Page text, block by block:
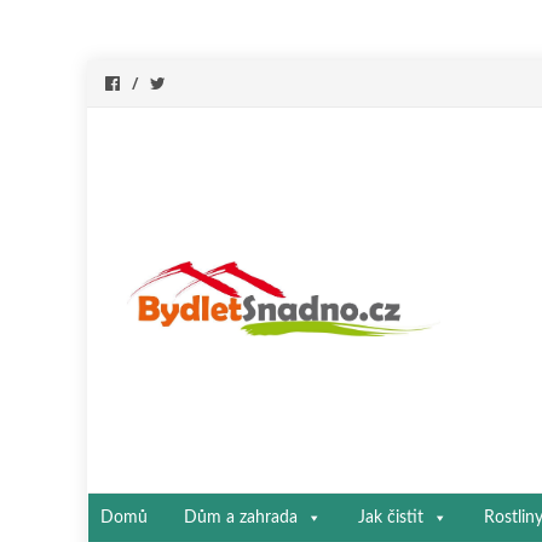
Přeskočit
Domů Dům a zahrada Jak čistit Rostliny